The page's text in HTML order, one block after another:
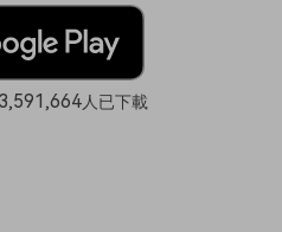
3,591,664人已下載